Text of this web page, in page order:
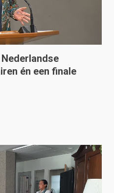
én een finale